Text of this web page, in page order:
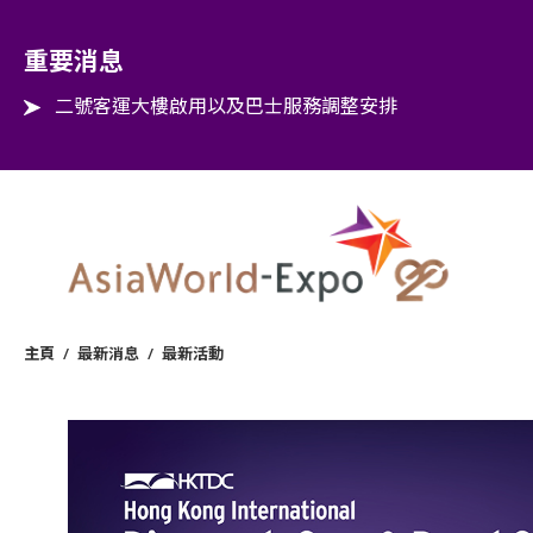
重要消息
二號客運大樓啟用以及巴士服務調整安排
主頁 / 最新消息 / 最新活動